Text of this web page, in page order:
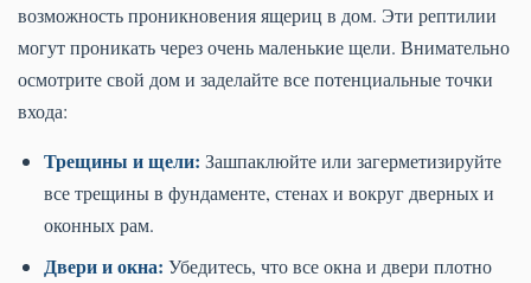
возможность проникновения ящериц в дом. Эти рептилии
могут проникать через очень маленькие щели. Внимательно
осмотрите свой дом и заделайте все потенциальные точки
входа:
Трещины и щели: Зашпаклюйте или загерметизируйте
все трещины в фундаменте, стенах и вокруг дверных и
оконных рам.
Двери и окна: Убедитесь, что все окна и двери плотно